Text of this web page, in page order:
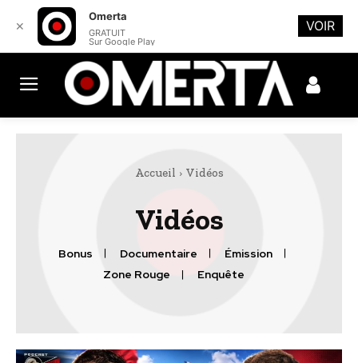
Accueil Vidéos
Vidéos
Bonus Documentaire
Émission
Zone Rouge
Enquête
✕
Omerta
GRATUIT
Sur Google Play
VOIR